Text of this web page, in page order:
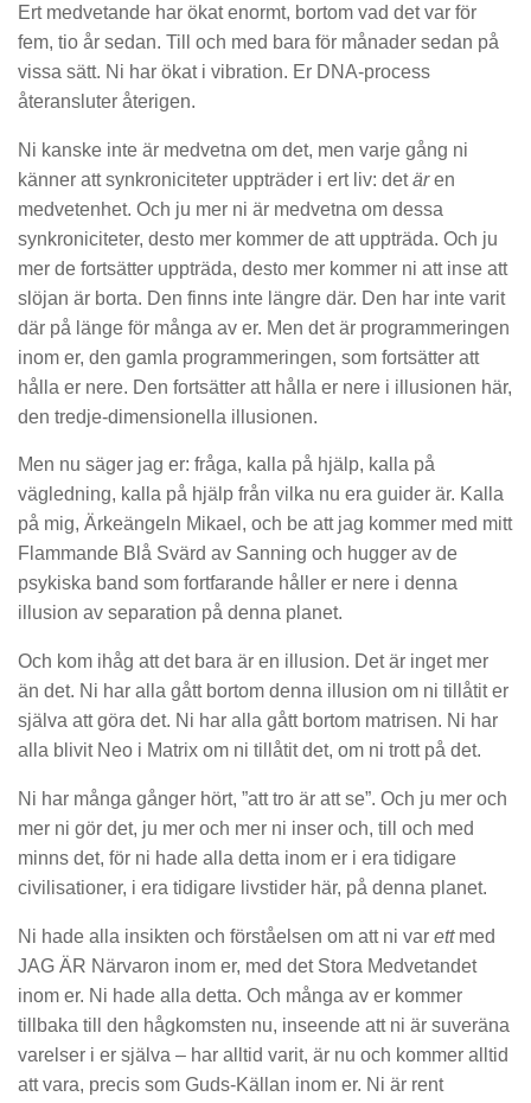
Ert medvetande har ökat enormt, bortom vad det var för
fem, tio år sedan. Till och med bara för månader sedan på
vissa sätt. Ni har ökat i vibration. Er DNA-process
återansluter återigen.
Ni kanske inte är medvetna om det, men varje gång ni
känner att synkroniciteter uppträder i ert liv: detären
medvetenhet. Och ju mer ni är medvetna om dessa
synkroniciteter, desto mer kommer de att uppträda. Och ju
mer de fortsätter uppträda, desto mer kommer ni att inse att
slöjan är borta. Den finns inte längre där. Den har inte varit
där på länge för många av er. Men det är programmeringen
inom er, den gamla programmeringen, som fortsätter att
hålla er nere. Den fortsätter att hålla er nere i illusionen här,
den tredje-dimensionella illusionen.
Men nu säger jag er: fråga, kalla på hjälp, kalla på
vägledning, kalla på hjälp från vilka nu era guider är. Kalla
på mig, Ärkeängeln Mikael, och be att jag kommer med mitt
Flammande Blå Svärd av Sanning och hugger av de
psykiska band som fortfarande håller er nere i denna
illusion av separation på denna planet.
Och kom ihåg att det bara är en illusion. Det är inget mer
än det. Ni har alla gått bortom denna illusion om ni tillåtit er
själva att göra det. Ni har alla gått bortom matrisen. Ni har
alla blivit Neo i Matrix om ni tillåtit det, om ni trott på det.
Ni har många gånger hört, ”att tro är att se”. Och ju mer och
mer ni gör det, ju mer och mer ni inser och, till och med
minns det, för ni hade alla detta inom er i era tidigare
civilisationer, i era tidigare livstider här, på denna planet.
Ni hade alla insikten och förståelsen om att ni var ett med
JAG ÄR Närvaron inom er, med det Stora Medvetandet
inom er. Ni hade alla detta. Och många av er kommer
tillbaka till den hågkomsten nu, inseende att ni är suveräna
varelser i er själva – har alltid varit, är nu och kommer alltid
att vara, precis som Guds-Källan inom er. Ni är rent